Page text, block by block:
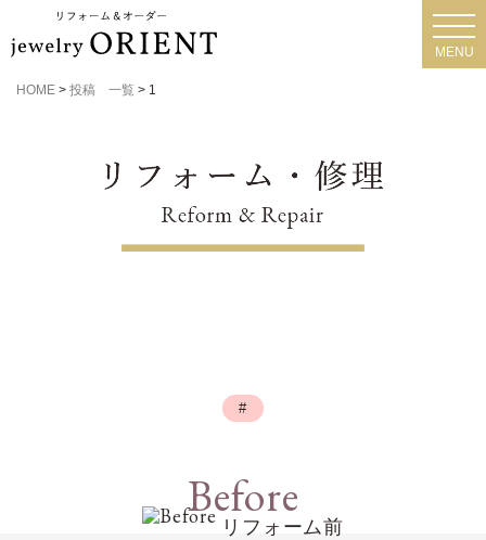
MENU
HOME > 投稿 一覧 > 1
#
Before
リフォーム前